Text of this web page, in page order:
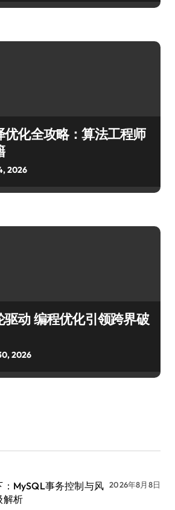
优化全攻略：算法工程师
2026
驱动 编程优化引领跨界破
2026
MySQL事务控制与风
解析
2026年8月8日